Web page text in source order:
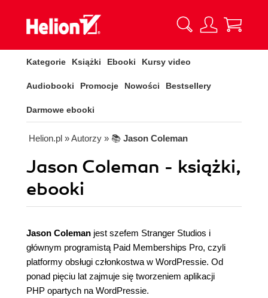
Kategorie Książki Ebooki Kursy video
Audiobooki Promocje Nowości Bestsellery
Darmowe ebooki
Helion.pl » Autorzy » 📚 Jason Coleman
Jason Coleman - książki,
ebooki
Jason Coleman jest szefem Stranger Studios i
głównym programistą Paid Memberships Pro, czyli
platformy obsługi członkostwa w WordPressie. Od
ponad pięciu lat zajmuje się tworzeniem aplikacji
PHP opartych na WordPressie.